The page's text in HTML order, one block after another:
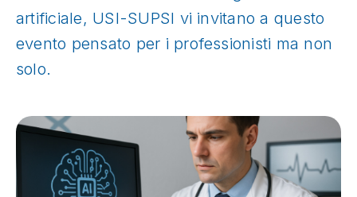
artificiale, USI-SUPSI vi invitano a questo
evento pensato per i professionisti ma non
solo.